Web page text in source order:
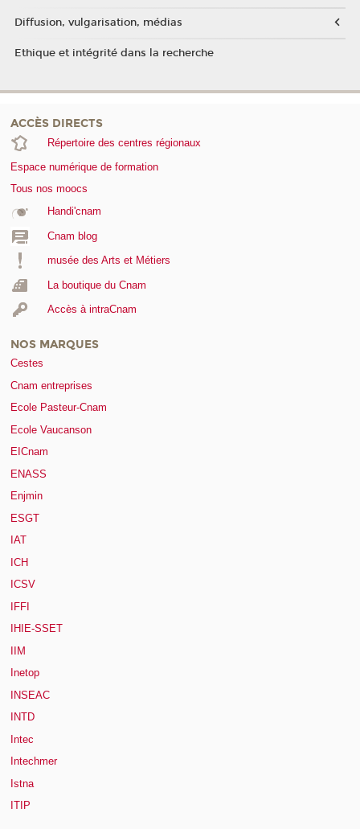
Diffusion, vulgarisation, médias
Ethique et intégrité dans la recherche
ACCÈS DIRECTS
Répertoire des centres régionaux
Espace numérique de formation
Tous nos moocs
Handi'cnam
Cnam blog
musée des Arts et Métiers
La boutique du Cnam
Accès à intraCnam
NOS MARQUES
Cestes
Cnam entreprises
Ecole Pasteur-Cnam
Ecole Vaucanson
EICnam
ENASS
Enjmin
ESGT
IAT
ICH
ICSV
IFFI
IHIE-SSET
IIM
Inetop
INSEAC
INTD
Intec
Intechmer
Istna
ITIP